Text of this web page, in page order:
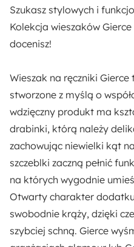
Materiał:
Metal
Pomieszczenie:
Łazienka
Szukasz stylowych i
Kolekcja wieszaków
docenisz!
Wieszak na ręczniki
stworzone z myślą o
wdzięczny produkt ma
drabinki, którą należy
zachowując niewielki kąt
szczeblki zaczną pełnić
na których wygodnie
Otwarty charakter
swobodnie krąży, dzięki
szybciej schną. Gierce